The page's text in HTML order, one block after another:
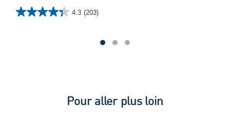
4.3 (203)
4.3
Pour aller plus loin